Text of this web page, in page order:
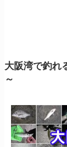
大阪湾で釣れ
～